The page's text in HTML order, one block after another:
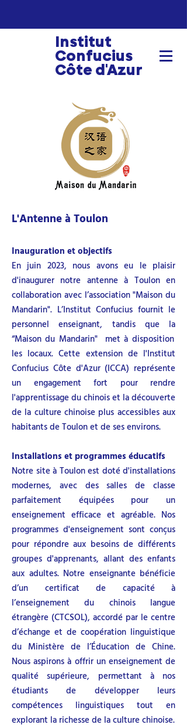
Institut
Confucius
Côte d'Azur
L'Antenne à Toulon
Inauguration et objectifs
En juin 2023, nous avons eu le plaisir
d'inaugurer notre antenne à Toulon en
collaboration avec l’association "Maison du
Mandarin". L’Institut Confucius fournit le
personnel enseignant, tandis que la
“Maison du Mandarin" met à disposition
les locaux. Cette extension de l'Institut
Confucius Côte d'Azur (ICCA) représente
un engagement fort pour rendre
l'apprentissage du chinois et la découverte
de la culture chinoise plus accessibles aux
habitants de Toulon et de ses environs.
Installations et programmes éducatifs
Notre site à Toulon est doté d'installations
modernes, avec des salles de classe
parfaitement équipées pour un
enseignement efficace et agréable. Nos
programmes d'enseignement sont conçus
pour répondre aux besoins de différents
groupes d'apprenants, allant des enfants
aux adultes. Notre enseignante bénéficie
d’un certificat de capacité à
l’enseignement du chinois langue
étrangère (CTCSOL), accordé par le centre
d’échange et de coopération linguistique
du Ministère de l’Éducation de Chine.
Nous aspirons à offrir un enseignement de
qualité supérieure, permettant à nos
étudiants de développer leurs
compétences linguistiques tout en
explorant la richesse de la culture chinoise.